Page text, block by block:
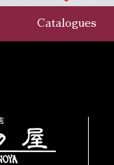
Catalogues